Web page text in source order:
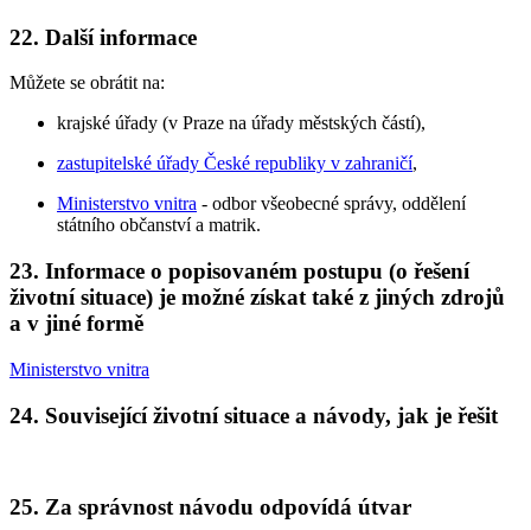
22. Další informace
Můžete se obrátit na:
krajské úřady (v Praze na úřady městských částí),
zastupitelské úřady České republiky v zahraničí,
Ministerstvo vnitra - odbor všeobecné správy, oddělení
státního občanství a matrik.
23. Informace o popisovaném postupu (o řešení
životní situace) je možné získat také z jiných zdrojů
a v jiné formě
Ministerstvo vnitra
24. Související životní situace a návody, jak je řešit
25. Za správnost návodu odpovídá útvar